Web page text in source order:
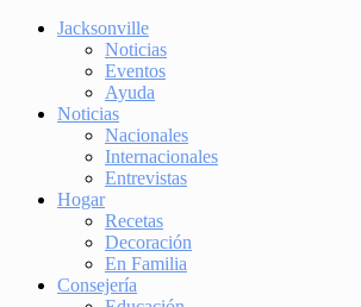
Jacksonville
Noticias
Eventos
Ayuda
Noticias
Nacionales
Internacionales
Entrevistas
Hogar
Recetas
Decoración
En Familia
Consejería